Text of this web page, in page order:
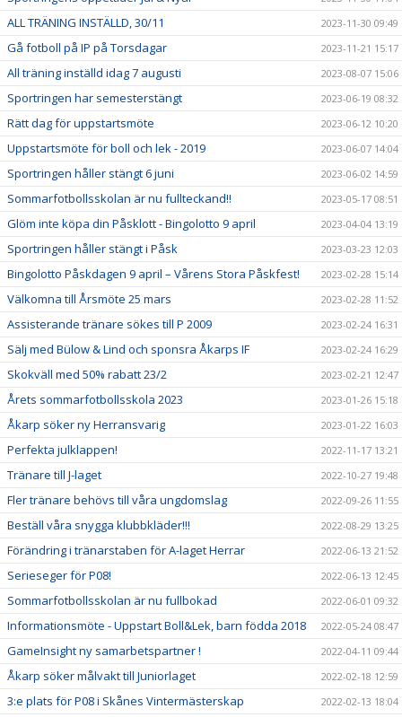
ALL TRÄNING INSTÄLLD, 30/11 2023-11-30 09:49
Gå fotboll på IP på Torsdagar 2023-11-21 15:17
All träning inställd idag 7 augusti 2023-08-07 15:06
Sportringen har semesterstängt 2023-06-19 08:32
Rätt dag för uppstartsmöte 2023-06-12 10:20
Uppstartsmöte för boll och lek - 2019 2023-06-07 14:04
Sportringen håller stängt 6 juni 2023-06-02 14:59
Sommarfotbollsskolan är nu fullteckand!! 2023-05-17 08:51
Glöm inte köpa din Påsklott - Bingolotto 9 april 2023-04-04 13:19
Sportringen håller stängt i Påsk 2023-03-23 12:03
Bingolotto Påskdagen 9 april – Vårens Stora Påskfest! 2023-02-28 15:14
Välkomna till Årsmöte 25 mars 2023-02-28 11:52
Assisterande tränare sökes till P 2009 2023-02-24 16:31
Sälj med Bülow & Lind och sponsra Åkarps IF 2023-02-24 16:29
Skokväll med 50% rabatt 23/2 2023-02-21 12:47
Årets sommarfotbollsskola 2023 2023-01-26 15:18
Åkarp söker ny Herransvarig 2023-01-22 16:03
Perfekta julklappen! 2022-11-17 13:21
Tränare till J-laget 2022-10-27 19:48
Fler tränare behövs till våra ungdomslag 2022-09-26 11:55
Beställ våra snygga klubbkläder!!! 2022-08-29 13:25
Förändring i tränarstaben för A-laget Herrar 2022-06-13 21:52
Serieseger för P08! 2022-06-13 12:45
Sommarfotbollsskolan är nu fullbokad 2022-06-01 09:32
Informationsmöte - Uppstart Boll&Lek, barn födda 2018 2022-05-24 08:47
GameInsight ny samarbetspartner ! 2022-04-11 09:44
Åkarp söker målvakt till Juniorlaget 2022-02-18 12:59
3:e plats för P08 i Skånes Vintermästerskap 2022-02-13 18:04